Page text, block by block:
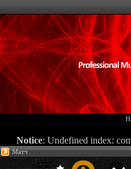
Notice: Undefined index:
Матч